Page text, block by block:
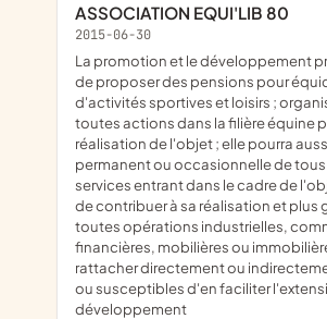
ASSOCIATION EQUI'LIB 80
2015-06-30
la promotion et le développement principal du cheval ;
de proposer des pensions pour
d'activités sportives et loisirs ;
toutes actions dans la filière équine
réalisation de l'objet ; elle pourra
permanent ou occasionnelle de
services entrant dans le cadre de
de contribuer à sa réalisation et plus
toutes opérations industrielles,
financières, mobilières ou
rattacher directement ou
ou susceptibles d'en faciliter
développement